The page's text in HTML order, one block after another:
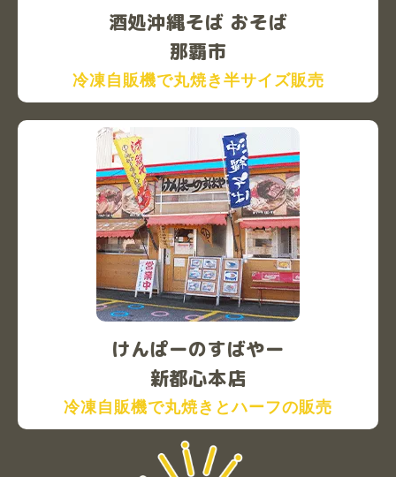
酒処沖縄そば おそば
那覇市
冷凍自販機で丸焼き半サイズ販売
けんぱーのすばやー
新都心本店
冷凍自販機で丸焼きとハーフの販売